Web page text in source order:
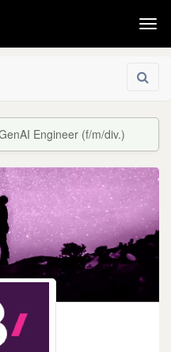
Engineer (f/m/div.)